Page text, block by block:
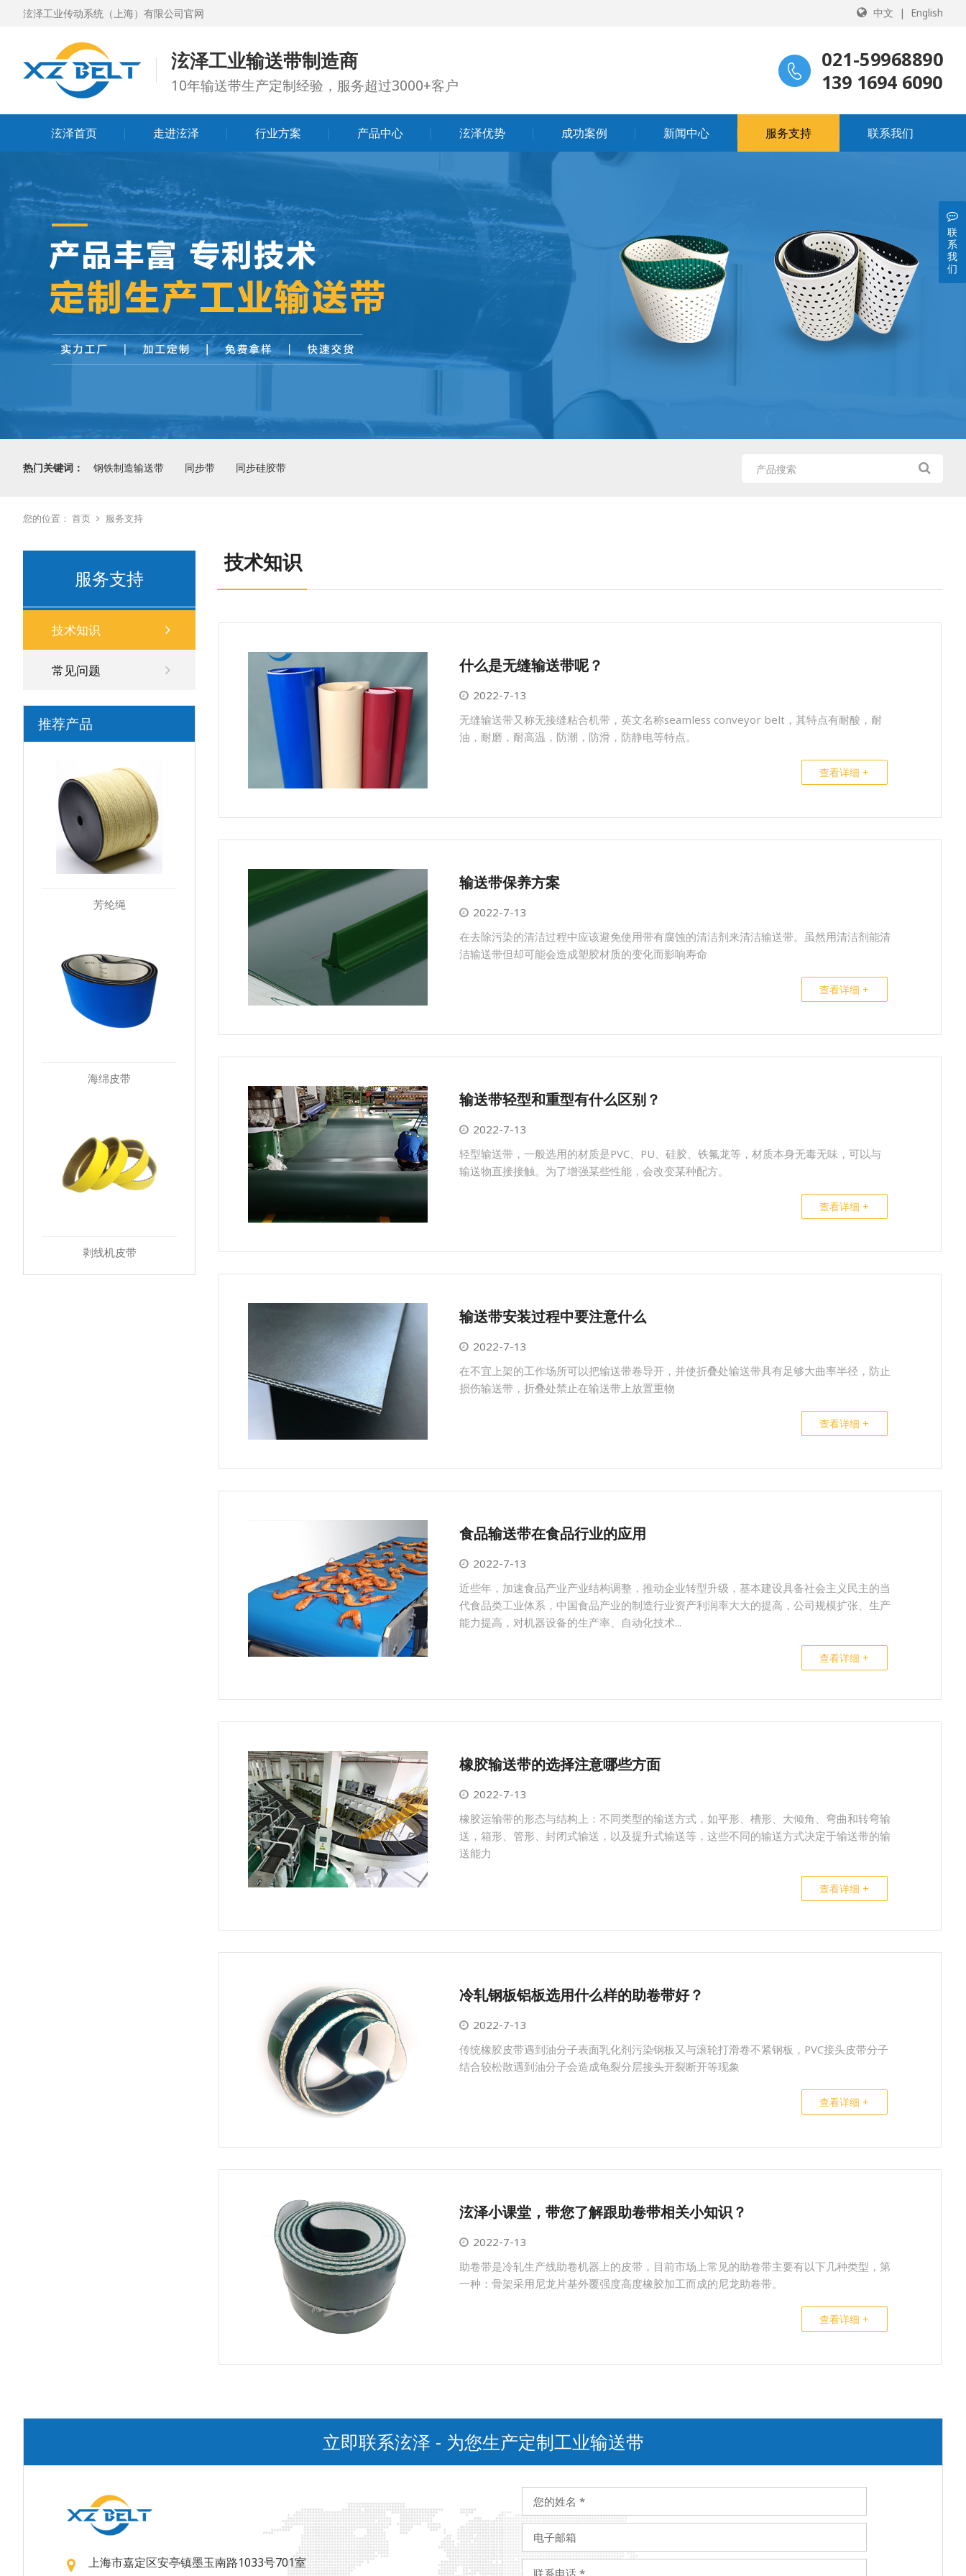
泫泽工业传动系统（上海）有限公司官网 中文 | English
泫泽工业输送带制造商
10年输送带生产定制经验，服务超过3000+客户
021-59968890
139 1694 6090
泫泽首页 走进泫泽 行业方案 产品中心 泫泽优势 成功案例 新闻中心 服务支持 联系我们
热门关键词： 钢铁制造输送带 同步带 同步硅胶带
您的位置： 首页 服务支持
服务支持
技术知识
常见问题
推荐产品
芳纶绳
海绵皮带
剥线机皮带
技术知识
什么是无缝输送带呢？
2022-7-13
无缝输送带又称无接缝粘合机带，英文名称seamless conveyor belt，其特点有耐酸，耐
油，耐磨，耐高温，防潮，防滑，防静电等特点。
查看详细 +
输送带保养方案
2022-7-13
在去除污染的清洁过程中应该避免使用带有腐蚀的清洁剂来清洁输送带。虽然用清洁剂能清
洁输送带但却可能会造成塑胶材质的变化而影响寿命
查看详细 +
输送带轻型和重型有什么区别？
2022-7-13
轻型输送带，一般选用的材质是PVC、PU、硅胶、铁氟龙等，材质本身无毒无味，可以与
输送物直接接触。为了增强某些性能，会改变某种配方。
查看详细 +
输送带安装过程中要注意什么
2022-7-13
在不宜上架的工作场所可以把输送带卷导开，并使折叠处输送带具有足够大曲率半径，防止
损伤输送带，折叠处禁止在输送带上放置重物
查看详细 +
食品输送带在食品行业的应用
2022-7-13
近些年，加速食品产业产业结构调整，推动企业转型升级，基本建设具备社会主义民主的当
代食品类工业体系，中国食品产业的制造行业资产利润率大大的提高，公司规模扩张、生产
能力提高，对机器设备的生产率、自动化技术...
查看详细 +
橡胶输送带的选择注意哪些方面
2022-7-13
橡胶运输带的形态与结构上：不同类型的输送方式，如平形、槽形、大倾角、弯曲和转弯输
送，箱形、管形、封闭式输送，以及提升式输送等，这些不同的输送方式决定于输送带的输
送能力
查看详细 +
冷轧钢板铝板选用什么样的助卷带好？
2022-7-13
传统橡胶皮带遇到油分子表面乳化剂污染钢板又与滚轮打滑卷不紧钢板，PVC接头皮带分子
结合较松散遇到油分子会造成龟裂分层接头开裂断开等现象
查看详细 +
泫泽小课堂，带您了解跟助卷带相关小知识？
2022-7-13
助卷带是冷轧生产线助卷机器上的皮带，目前市场上常见的助卷带主要有以下几种类型，第
一种：骨架采用尼龙片基外覆强度高度橡胶加工而成的尼龙助卷带。
查看详细 +
立即联系泫泽 - 为您生产定制工业输送带
上海市嘉定区安亭镇墨玉南路1033号701室
联
系
我
们